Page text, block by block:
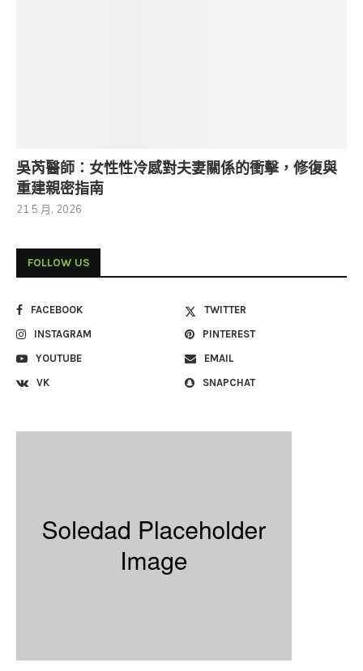
吳芮醫師：女性性冷感對夫妻關係的衝擊，修復與
重建親密指南
21 5 月, 2026
FOLLOW US
FACEBOOK
TWITTER
INSTAGRAM
PINTEREST
YOUTUBE
EMAIL
VK
SNAPCHAT